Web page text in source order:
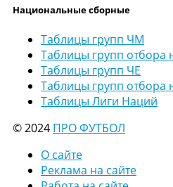
Национальные сборные
Таблицы групп ЧМ
Таблицы групп отбора
Таблицы групп ЧЕ
Таблицы групп отбора
Таблицы Лиги Наций
© 2024 ПРО ФУТБОЛ
О сайте
Реклама на сайте